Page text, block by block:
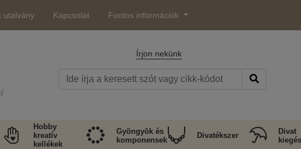
utalvány Kapcsolat Fontos információk
Írjon nekünk
Hobby
kreatív
kellékek
Gyöngyök és
komponensek
Divatékszer
Divat